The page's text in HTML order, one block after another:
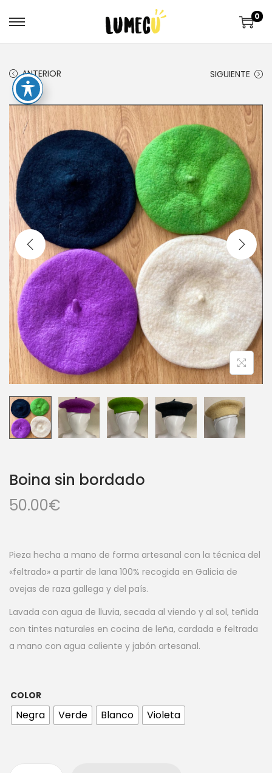
0
ANTERIOR SIGUIENTE
Boina sin bordado
50.00€
Pieza hecha a mano de forma artesanal con la técnica del
«feltrado» a partir de lana 100% recogida en Galicia de
ovejas de raza gallega y del país.
Lavada con agua de lluvia, secada al viendo y al sol, teñida
con tintes naturales en cocina de leña, cardada e feltrada
a mano con agua caliente y jabón artesanal.
COLOR
Negra Verde Blanco Violeta